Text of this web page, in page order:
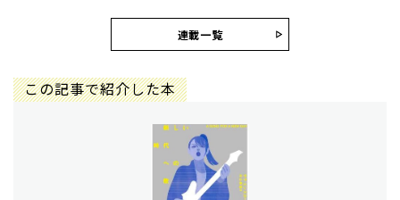
連載一覧
この記事で紹介した本